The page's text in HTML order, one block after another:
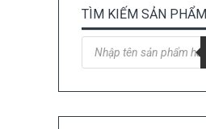
TÌM KIẾM SẢN PHẨM
Tìm
kiếm
sản